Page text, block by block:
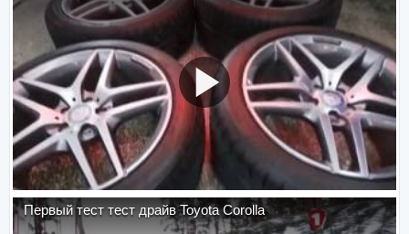
Первый тест тест драйв Toyota Corolla